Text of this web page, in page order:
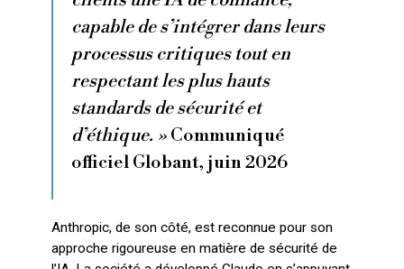
capable de s’intégrer dans leurs
processus critiques tout en
respectant les plus hauts
standards de sécurité et
d’éthique. »Communiqué
officiel Globant, juin 2026
Anthropic, de son côté, est reconnue pour son
approche rigoureuse en matière de sécurité de